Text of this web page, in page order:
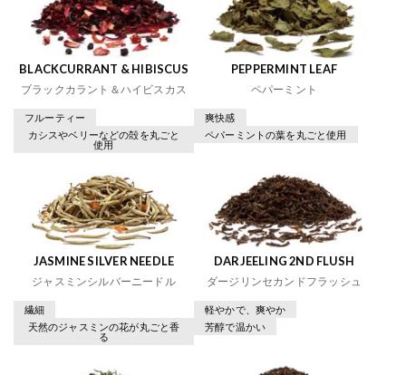
BLACKCURRANT & HIBISCUS
ブラックカラント＆ハイビスカス
フルーティー
カシスやベリーなどの殻を丸ごと
使用
PEPPERMINT LEAF
ペパーミント
爽快感
ペパーミントの葉を丸ごと使用
JASMINE SILVER NEEDLE
ジャスミンシルバーニードル
繊細
天然のジャスミンの花が丸ごと香
る
DARJEELING 2ND FLUSH
ダージリンセカンドフラッシュ
軽やかで、爽やか
芳醇で温かい